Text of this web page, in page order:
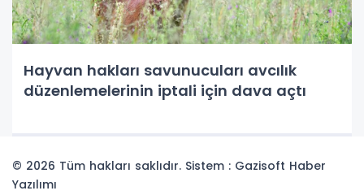
Hayvan hakları savunucuları avcılık
düzenlemelerinin iptali için dava açtı
© 2026 Tüm hakları saklıdır. Sistem : Gazisoft Haber
Yazılımı